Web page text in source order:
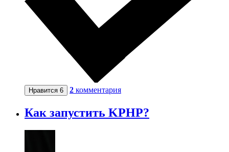
Нравится 6 2 комментария
Как запустить KPHP?